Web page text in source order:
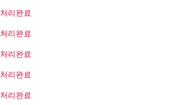
처리완료
처리완료
처리완료
처리완료
처리완료